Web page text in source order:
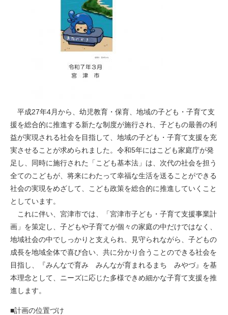
平成27年4月から、幼児教育・保育、地域の子ども・子育て支
援を総合的に推進する新たな制度が施行され、子どもの最善の利
益が実現される社会を目指して、地域の子ども・子育て支援を充
実させることが求められました。令和5年にはこども家庭庁が発
足し、同時に施行された「こども基本法」は、次代の社会を担う
全てのこどもが、将来にわたって幸福な生活を送ることができる
社会の実現をめざして、こども政策を総合的に推進していくこと
としています。
これに伴い、宮津市では、「宮津市子ども・子育て支援事業計
画」を策定し、子どもや子育てが個々の家庭の中だけではなく、
地域社会の中でしっかりと支えられ、見守られながら、子どもの
成長を地域全体で喜び合い、共に分かり合うことのできる社会を
目指し、『みんなで育み みんなが育まれるまち みやづ』を基
本理念として、ニーズに応じた多様できめ細かな子育て支援を推
進します。
■計画の位置づけ